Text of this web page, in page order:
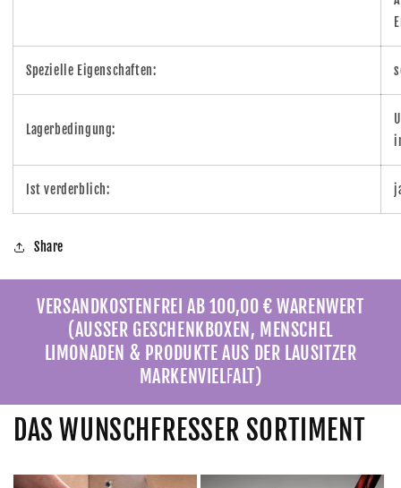
Spezielle Eigenschaften:
Lagerbedingung:
Ist verderblich:
Share
VERSANDKOSTENFREI AB 100,00 € WARENWERT
(AUSSER GESCHENKBOXEN, MENSCHEL
LIMONADEN & PRODUKTE AUS DER LAUSITZER
MARKENVIELFALT)
DAS WUNSCHFRESSER SORTIMENT